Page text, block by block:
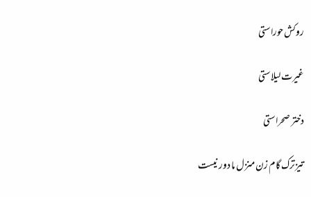
روکش حوراستی
غیرت لیلاستی
دختر صحراستی
تیزترک گام زن منزل ما دور نیست